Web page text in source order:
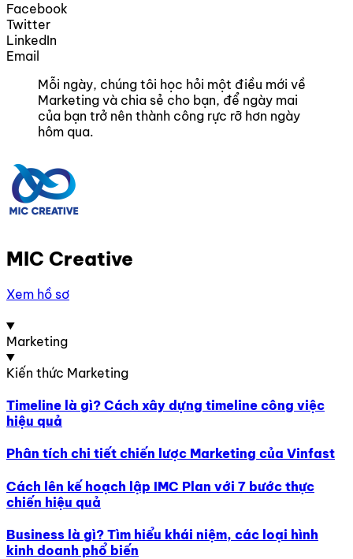
Facebook
Twitter
LinkedIn
Email
Mỗi ngày, chúng tôi học hỏi một điều mới về
Marketing và chia sẻ cho bạn, để ngày mai
của bạn trở nên thành công rực rỡ hơn ngày
hôm qua.
MIC Creative
Xem hồ sơ
Marketing
Kiến thức Marketing
Timeline là gì? Cách xây dựng timeline công việc
hiệu quả
Phân tích chi tiết chiến lược Marketing của Vinfast
Cách lên kế hoạch lập IMC Plan với 7 bước thực
chiến hiệu quả
Business là gì? Tìm hiểu khái niệm, các loại hình
kinh doanh phổ biến